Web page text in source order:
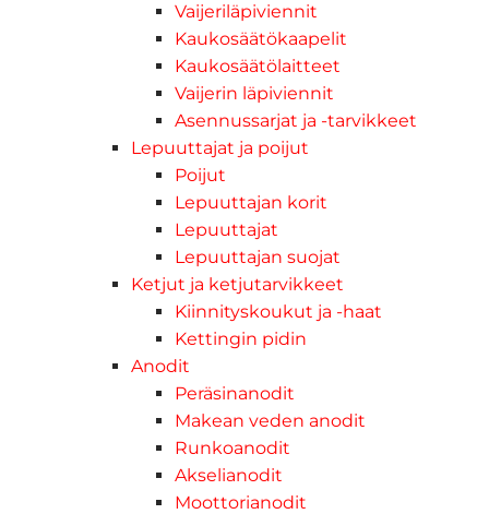
Vaijeriläpiviennit
Kaukosäätökaapelit
Kaukosäätölaitteet
Vaijerin läpiviennit
Asennussarjat ja -tarvikkeet
Lepuuttajat ja poijut
Poijut
Lepuuttajan korit
Lepuuttajat
Lepuuttajan suojat
Ketjut ja ketjutarvikkeet
Kiinnityskoukut ja -haat
Kettingin pidin
Anodit
Peräsinanodit
Makean veden anodit
Runkoanodit
Akselianodit
Moottorianodit